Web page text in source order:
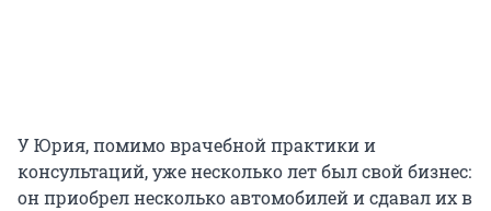
У Юрия, помимо врачебной практики и
консультаций, уже несколько лет был свой бизнес:
он приобрел несколько автомобилей и сдавал их в